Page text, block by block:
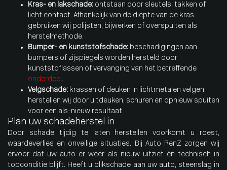
Kras- en lakschade: ontstaan door sleutels, takken of
licht contact. Afhankelijk van de diepte van de kras
gebruiken wij polijsten, bijwerken of overspuiten als
herstelmethode.
Bumper- en kunststofschade: beschadigingen aan
bumpers of zijspiegels worden hersteld door
kunststoflassen of vervanging van het betreffende
onderdeel.
Velgschade: krassen of deuken in lichtmetalen velgen
herstellen wij door uitdeuken, schuren en opnieuw spuiten
voor een als-nieuw resultaat.
Plan uw schadeherstel in
Door schade tijdig te laten herstellen voorkomt u roest,
waardeverlies en onveilige situaties. Bij Auto RenZ zorgen wij
ervoor dat uw auto er weer als nieuw uitziet én technisch in
topconditie blijft. Heeft u blikschade aan uw auto, steenslag in